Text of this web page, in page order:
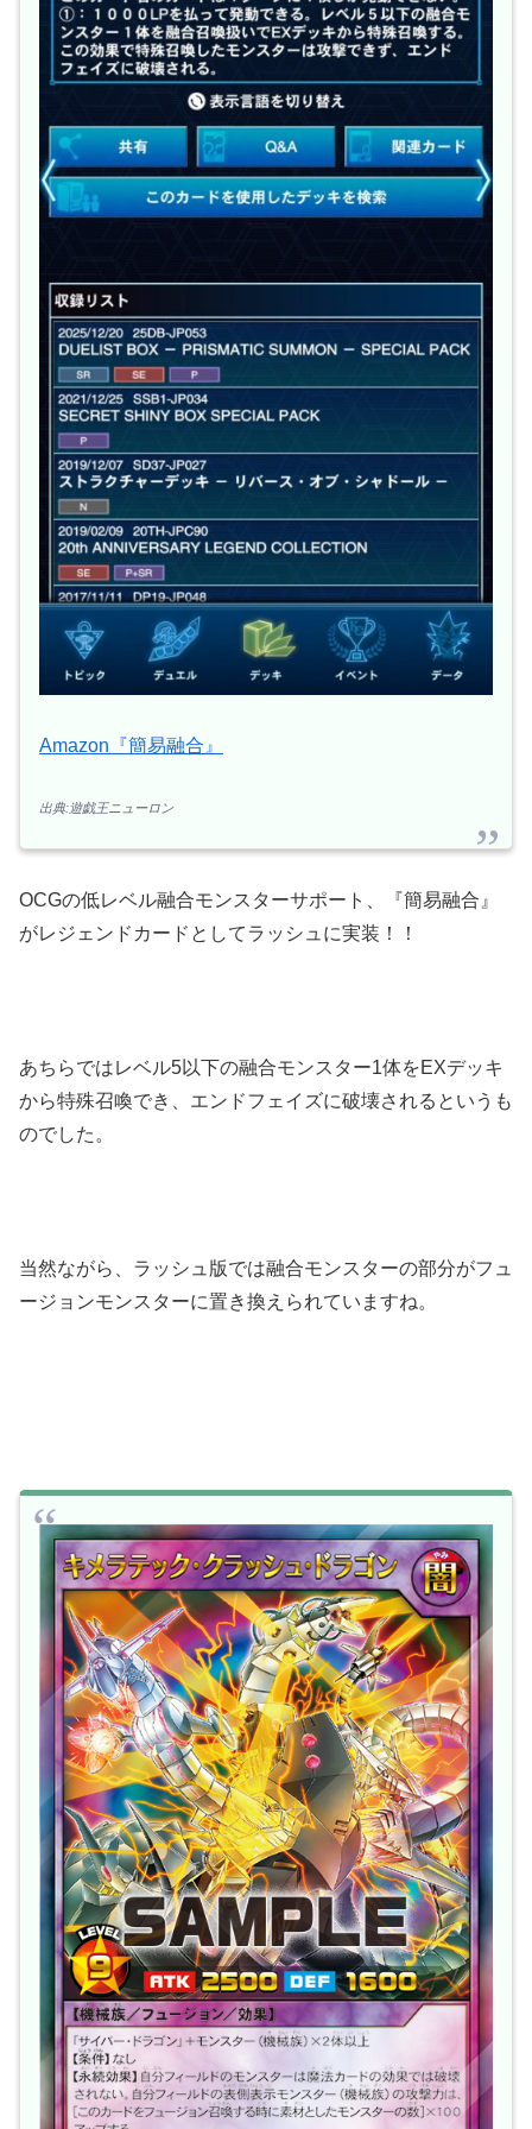
Amazon『簡易融合』
出典:遊戯王ニューロン
ОCGの低レベル融合モンスターサポート、『簡易融合』
がレジェンドカードとしてラッシュに実装！！
あちらではレベル5以下の融合モンスター1体をEXデッキ
から特殊召喚でき、エンドフェイズに破壊されるというも
のでした。
当然ながら、ラッシュ版では融合モンスターの部分がフュ
ージョンモンスターに置き換えられていますね。